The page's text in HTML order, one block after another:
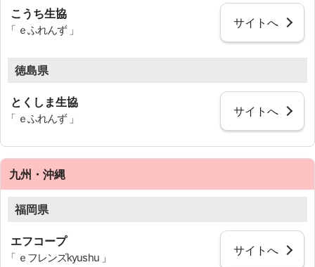
こうち生協
「 ｅふれんず 」
サイトへ
徳島県
とくしま生協
「 ｅふれんず 」
サイトへ
九州・沖縄
福岡県
エフコープ
「 ｅフレンズkyushu 」
サイトへ